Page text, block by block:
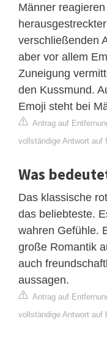
Männer
verschließenden
aber vor allem
Zuneigung
den Kussmund.
Emoji steht bei
Antrag auf
vollständige Antwort auf
Was
Das klassische
das beliebteste.
wahren Gefühle.
große Romantik
auch
aussagen.
Antrag auf
vollständige Antwort auf